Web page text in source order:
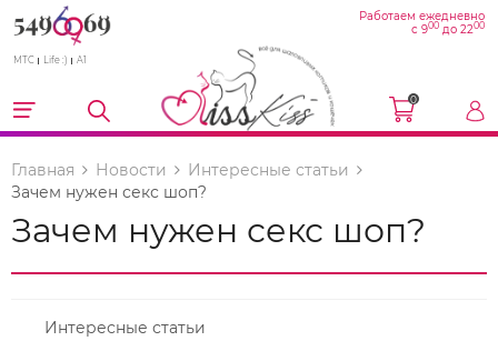
МТС Life :) A1
Работаем ежедневно
с 900 до 2200
0
Главная Новости
Интересные статьи
Зачем нужен секс шоп?
Зачем нужен секс шоп?
Интересные статьи